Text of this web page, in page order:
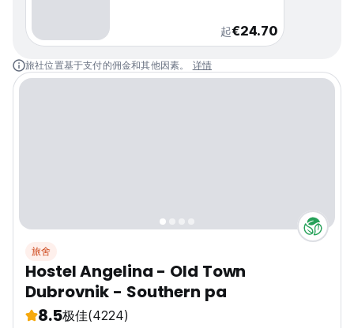
起€24.70
旅社位置基于支付的佣金和其他因素。 详情
旅舍
Hostel Angelina - Old Town
Dubrovnik - Southern pa
8.5极佳(4224)